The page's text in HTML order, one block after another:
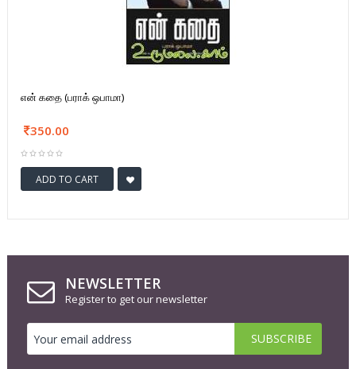
என் கதை (பராக் ஒபாமா)
350.00
ADD TO CART
NEWSLETTER
Register to get our newsletter